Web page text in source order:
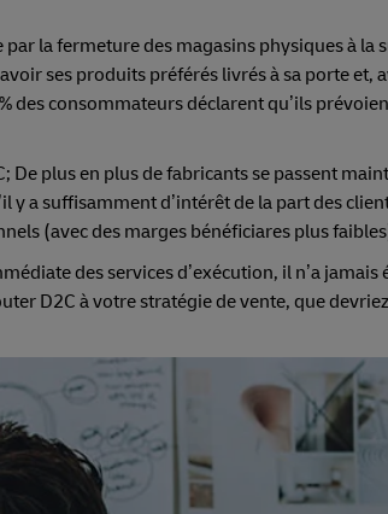
la fermeture des magasins physiques à la
ses produits préférés livrés à sa porte et,
des consommateurs déclarent qu’ils
De plus en plus de fabricants se passent
a suffisamment d’intérêt de la part des
(avec des marges bénéficiares plus
des services d’exécution, il n’a jamais
D2C à votre stratégie de vente, que